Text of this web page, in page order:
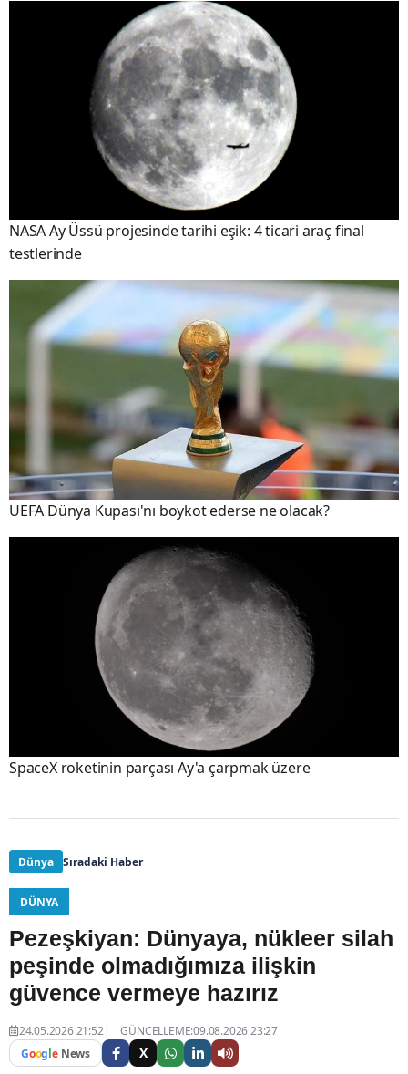
NASA Ay Üssü projesinde tarihi eşik: 4 ticari araç final
testlerinde
UEFA Dünya Kupası'nı boykot ederse ne olacak?
SpaceX roketinin parçası Ay'a çarpmak üzere
Dünya Sıradaki Haber
DÜNYA
Pezeşkiyan: Dünyaya, nükleer silah
peşinde olmadığımıza ilişkin
güvence vermeye hazırız
24.05.2026 21:52
GÜNCELLEME:09.08.2026 23:27
Google News X